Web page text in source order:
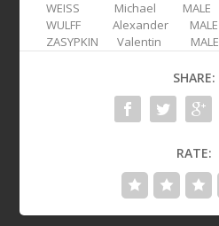
WEISS Michael MALE
WULFF Alexander MALE
ZASYPKIN Valentin MALE
SHARE:
RATE: